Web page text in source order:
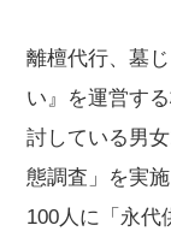
離檀代行、墓
い』を運営す
討している男
態調査」を実
100人に「永代